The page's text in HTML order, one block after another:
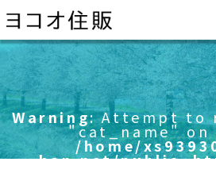
Warning: Attempt to
"cat_name" on
/home/
han.net/